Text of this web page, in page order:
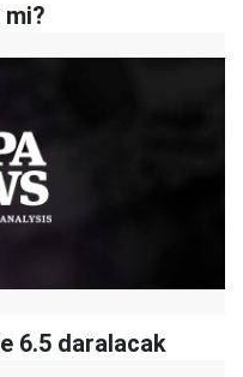
6.5 daralacak